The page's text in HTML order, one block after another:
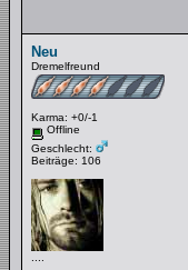
Neu
Dremelfreund
Karma: +0/-1
Offline
Geschlecht:
Beiträge: 106